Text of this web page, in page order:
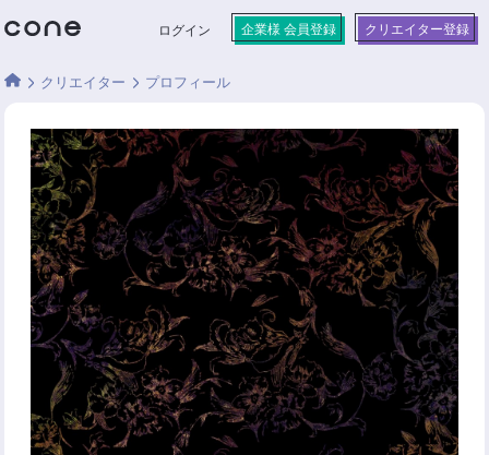
ログイン 企業様 会員登録 クリエイター登録
クリエイター プロフィール